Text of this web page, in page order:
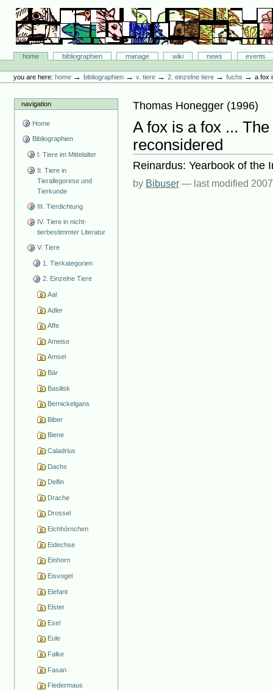
content.
navigation
Bibliographie-Portal
Sectionshome bibliographien manage wiki news
events
tools
you are here: home →bibliographien →v. tiere →2. einzelne tiere →fuchs →a fox
navigation
Home
Bibliographien
I. Tiere im Mittelalter
II. Tiere in
Tierallegorese und
Tierkunde
III. Tierdichtung
IV. Tiere in nicht-
tierbestimmter Literatur
V. Tiere
1. Tierkategorien
2. Einzelne Tiere
Aal
Adler
Affe
Ameise
Amsel
Bär
Basilisk
Bernickelgans
Biber
Biene
Caladrius
Dachs
Delfin
Drache
Drossel
Eichhörnchen
Eidechse
Einhorn
Eisvogel
Elefant
Elster
Esel
Eule
Falke
Fasan
Fledermaus
Thomas Honegger (1996)
A fox is a fox ...
reconsidered
Reinardus: Yearbook of the
by Bibuser — last modified